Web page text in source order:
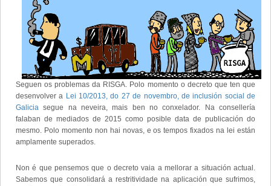
Seguen os problemas da RISGA. Polo momento o decreto que ten que
desenvolver a Lei 10/2013, do 27 de novembro, de inclusión social de
Galicia segue na neveira, mais ben no conxelador. Na consellería
falaban de mediados de 2015 como posible data de publicación do
mesmo. Polo momento non hai novas, e os tempos fixados na lei están
amplamente superados.
Non é que pensemos que o decreto vaia a mellorar a situación actual.
Sabemos que consolidará a restritividade na aplicación que sufrimos,